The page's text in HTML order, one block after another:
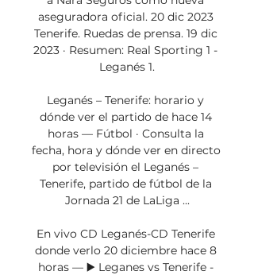
aseguradora oficial. 20 dic 2023
Tenerife. Ruedas de prensa. 19 dic
2023 · Resumen: Real Sporting 1 -
Leganés 1.
Leganés – Tenerife: horario y
dónde ver el partido de hace 14
horas — Fútbol · Consulta la
fecha, hora y dónde ver en directo
por televisión el Leganés –
Tenerife, partido de fútbol de la
Jornada 21 de LaLiga ...
En vivo CD Leganés-CD Tenerife
donde verlo 20 diciembre hace 8
horas — ▶️ Leganes vs Tenerife -